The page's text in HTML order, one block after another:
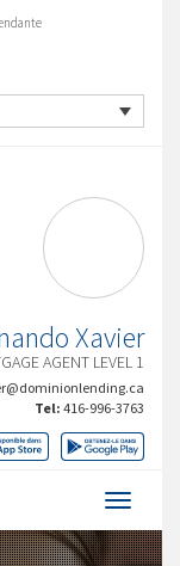
Xavier
AGENT LEVEL 1
Tel: 416-996-3763